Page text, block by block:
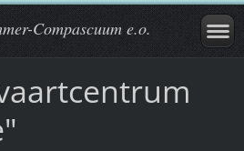
Compascuum e.o.